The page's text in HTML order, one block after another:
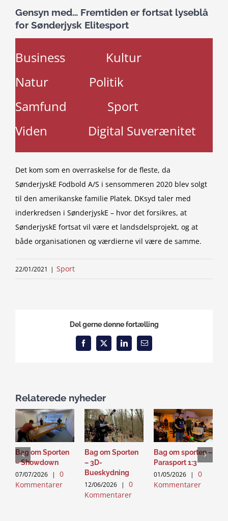
Gensyn med… Fremtiden er fortsat lyseblå
for Sønderjysk Elitesport
Business
Kultur
Natur
Politik
Samfund
Sport
Viden
Digital Suverænitet
Det kom som en overraskelse for de fleste, da
SønderjyskE Fodbold A/S i sensommeren 2020 blev solgt
til den amerikanske familie Platek. DKsyd taler med
inderkredsen i SønderjyskE – hvor det forsikres, at
SønderjyskE fortsat vil være et landsdelsprojekt, og at
både organisationen og værdierne vil være de samme.
22/01/2021 | Sport
Del gerne denne fortælling
Facebook
X LinkedInEmail
Relaterede nyheder
Bag om Sporten
– Showdown
07/07/2026 |
0
Kommentarer
Bag om Sporten
– 3D-
Bueskydning
12/06/2026 |
0
Kommentarer
Bag om sporten –
Parasport 1:3
01/05/2026 |
0
Kommentarer